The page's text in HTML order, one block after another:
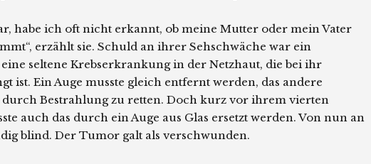
habe ich oft nicht erkannt, ob meine Mutter oder mein Vater
erzählt sie. Schuld an ihrer Sehschwäche war ein
seltene Krebserkrankung in der Netzhaut, die bei ihr
ist. Ein Auge musste gleich entfernt werden, das andere
Bestrahlung zu retten. Doch kurz vor ihrem vierten
auch das durch ein Auge aus Glas ersetzt werden. Von nun an
blind. Der Tumor galt als verschwunden.